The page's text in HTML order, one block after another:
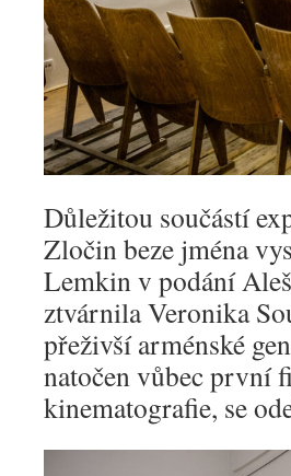
Důležitou součástí
Zločin beze jména
Lemkin v podání
ztvárnila Veronika
přeživší arménské
natočen vůbec první
kinematografie, se